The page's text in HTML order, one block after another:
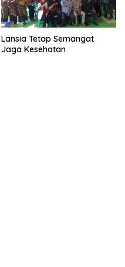
Lansia Tetap Semangat
Jaga Kesehatan